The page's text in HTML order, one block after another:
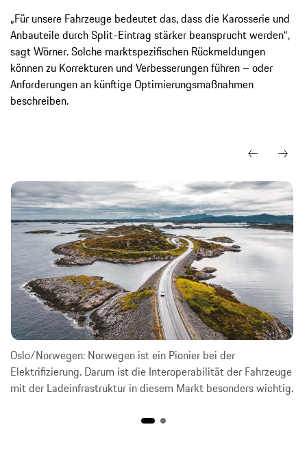
„Für unsere Fahrzeuge bedeutet das, dass die Karosserie und
Anbauteile durch Split-Eintrag stärker beansprucht werden“,
sagt Wörner. Solche marktspezifischen Rückmeldungen
können zu Korrekturen und Verbesserungen führen – oder
Anforderungen an künftige Optimierungsmaßnahmen
beschreiben.
Oslo/Norwegen: Norwegen ist ein Pionier bei der
Elektrifizierung. Darum ist die Interoperabilität der Fahrzeuge
mit der Ladeinfrastruktur in diesem Markt besonders wichtig.